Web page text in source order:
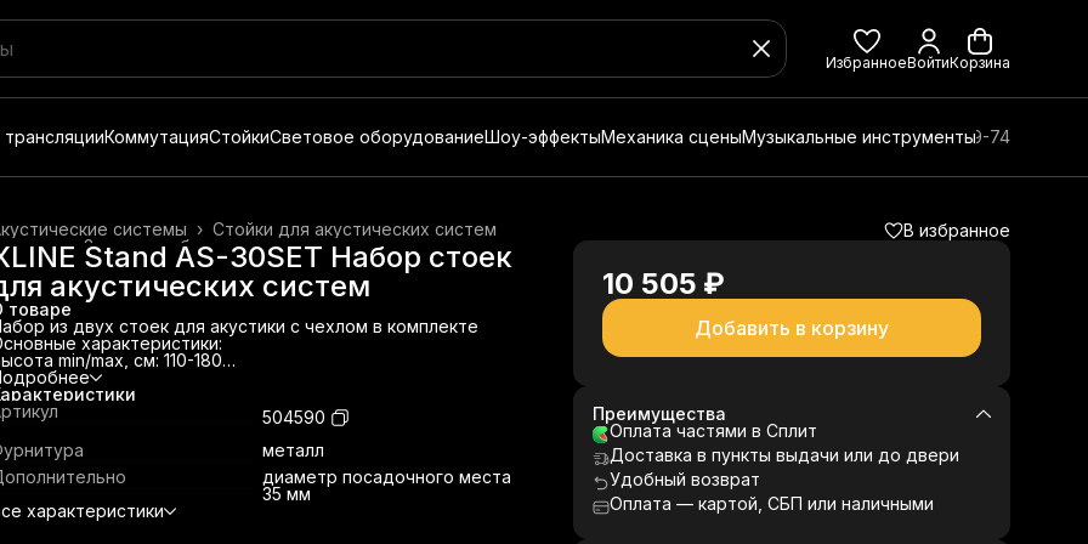
ИзбранноеВойтиКорзина
КоммутацияСтойкиСветовое оборудованиеШоу-эффектыМеханика сценыМузыкальные инструменты
8 (800) 350-49-74
Стойки для акустических систем
системы ›
Звуковое оборудование ›
›
Stand AS-30SET Набор стоек
акустических систем
товаре
из двух стоек для акустики с чехлом в комплекте
характеристики:
min/max, см: 110-180
кг: 2
алюминий
черный
Максимальная нагрузка, кг: 50
металл
диаметр посадочного места 35 мм
504590
металл
диаметр посадочного места
35 мм
характеристики
В избранное
10 505 ₽
Добавить в корзину
Преимущества
Оплата частями в Сплит
Доставка в пункты выдачи или до двери
Удобный возврат
Оплата — картой, СБП или наличными